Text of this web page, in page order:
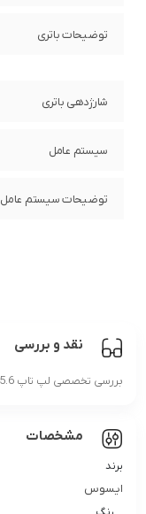
توضیحات باتری
شارژدهی باتری
سیستم عامل
توضیحات سیستم عامل
نقد و بررسی
بررسی تخصصی لپ تاپ 15.6 اینچی ایسوس مدل TUF Dash F15...
مشخصات
برند
ایسوس